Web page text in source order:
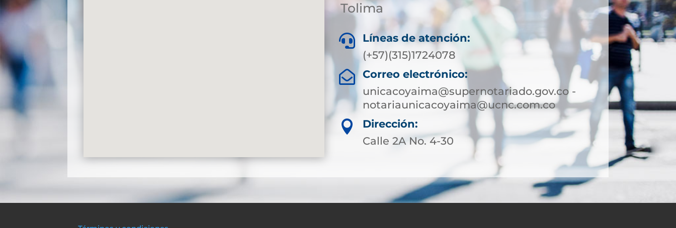
Tolima

Líneas de atención:
(+57)(315)1724078

Correo electrónico:
unicacoyaima@supernotariado.gov.co -
notariaunicacoyaima@ucnc.com.co

Dirección:
Calle 2A No. 4-30